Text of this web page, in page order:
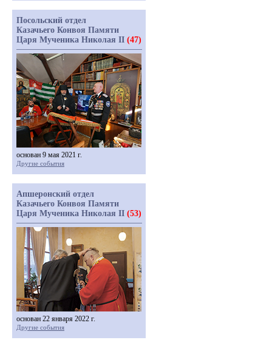
Посольский отдел
Казачьего Конвоя Памяти
Царя Мученика Николая II (47)
основан 9 мая 2021 г.
Другие события
Апшеронский отдел
Казачьего Конвоя Памяти
Царя Мученика Николая II (53)
основан 22 января 2022 г.
Другие события